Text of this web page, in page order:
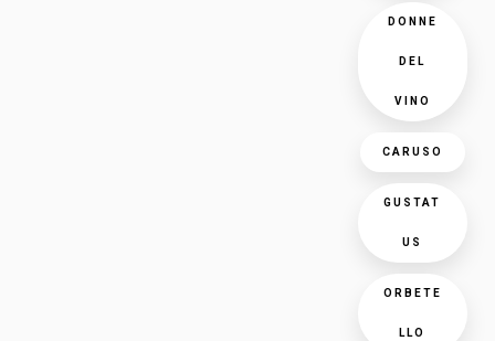
DONNE
DEL
VINO
CARUSO
GUSTAT
US
ORBETE
LLO